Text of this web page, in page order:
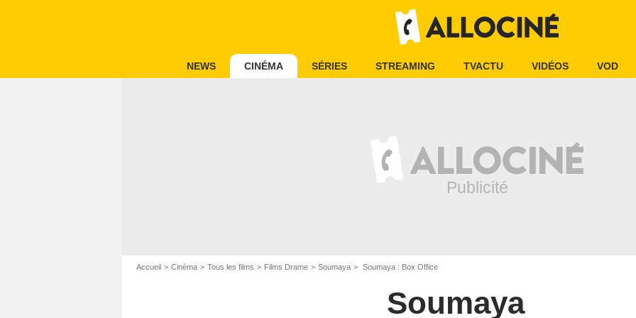
NEWS CINÉMA SÉRIES STREAMING TVACTU VIDÉOS VOD
Accueil Cinéma Tous les films Films Drame Soumaya Soumaya : Box Office
Soumaya